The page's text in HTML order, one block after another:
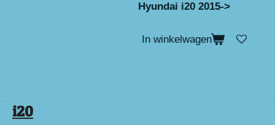
Hyundai i20 2015->
In winkelwagen
i20